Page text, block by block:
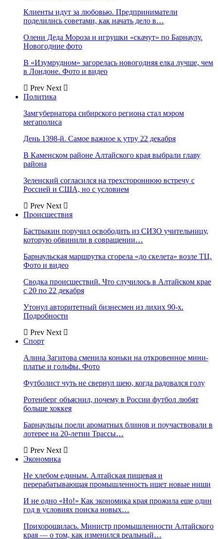
Клиенты идут за любовью. Предприниматели
поделились советами, как начать дело в…
Олени Деда Мороза и игрушки «скачут» по Барнаулу.
Новогодние фото
В «Изумрудном» загорелась новогодняя елка лучше, чем
в Лондоне. Фото и видео
Prev Next
Политика
Замгубернатора сибирского региона стал мэром
мегаполиса
День 1398-й. Самое важное к утру 22 декабря
В Каменском районе Алтайского края выбрали главу
района
Зеленский согласился на трехстороннюю встречу с
Россией и США, но с условием
Prev Next
Происшествия
Бастрыкин поручил освободить из СИЗО учительницу,
которую обвинили в совращении…
Барнаульская маршрутка сгорела «до скелета» возле ТЦ.
Фото и видео
Сводка происшествий. Что случилось в Алтайском крае
с 20 по 22 декабря
Утонул авторитетный бизнесмен из лихих 90-х.
Подробности
Prev Next
Спорт
Алина Загитова сменила коньки на откровенное мини-
платье и гольфы. Фото
Футболист чуть не свернул шею, когда радовался голу
Ротенберг объяснил, почему в России футбол любят
больше хоккея
Барнаульцы поели ароматных блинов и поучаствовали в
лотерее на 20-летии Трассы…
Prev Next
Экономика
Не хлебом единым. Алтайская пищевая и
перерабатывающая промышленность ищет новые ниши
И не одно «Но!» Как экономика края прожила еще один
год в условиях поиска новых…
Прихорошилась. Министр промышленности Алтайского
края — о том, как изменился реальный…